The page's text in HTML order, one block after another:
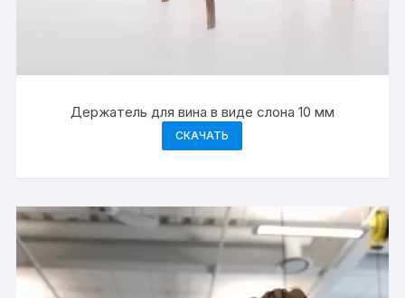
Держатель для вина в виде слона 10 мм
СКАЧАТЬ